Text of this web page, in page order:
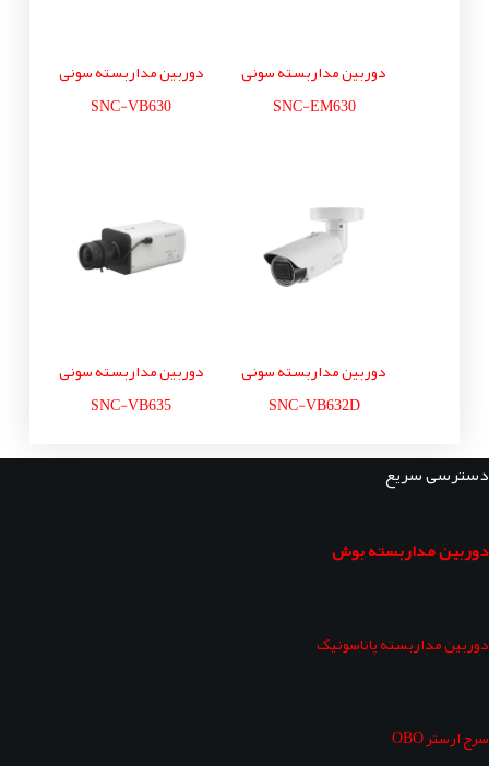
دوربین مداربسته سونی
SNC-EM630
دوربین مداربسته سونی
SNC-VB630
دوربین مداربسته سونی
SNC-VB632D
دوربین مداربسته سونی
SNC-VB635
دسترسی سریع
دوربین مداربسته بوش
دوربین مداربسته پاناسونیک
سرج ارستر OBO